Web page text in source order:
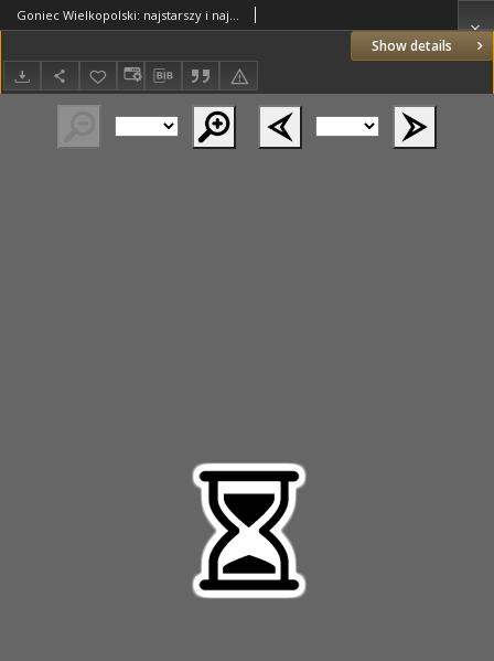
Show details
Goniec Wielkopolski: najstarszy i najtańszy niezależny dziennik demokratyczny 1930.10.17 R.54 Nr241